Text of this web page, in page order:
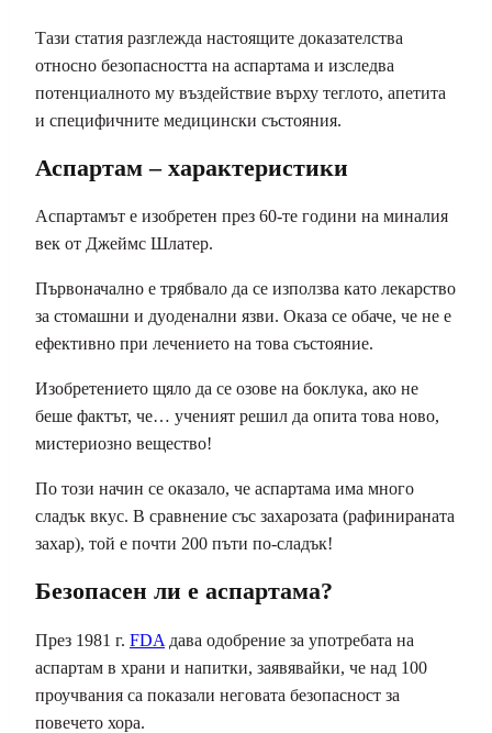
Тази статия разглежда настоящите доказателства
относно безопасността на аспартама и изследва
потенциалното му въздействие върху теглото, апетита
и специфичните медицински състояния.
Аспартам – характеристики
Аспартамът е изобретен през 60-те години на миналия
век от Джеймс Шлатер.
Първоначално е трябвало да се използва като лекарство
за стомашни и дуоденални язви. Оказа се обаче, че не е
ефективно при лечението на това състояние.
Изобретението щяло да се озове на боклука, ако не
беше фактът, че… ученият решил да опита това ново,
мистериозно вещество!
По този начин се оказало, че аспартама има много
сладък вкус. В сравнение със захарозата (рафинираната
захар), той е почти 200 пъти по-сладък!
Безопасен ли е аспартама?
През 1981 г. FDA дава одобрение за употребата на
аспартам в храни и напитки, заявявайки, че над 100
проучвания са показали неговата безопасност за
повечето хора.